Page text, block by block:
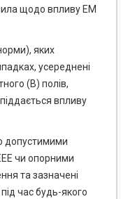
щодо впливу ЕМ
яких
усереднені
(В) полів,
впливу
допустимими
чи опорними
та зазначені
час будь-якого